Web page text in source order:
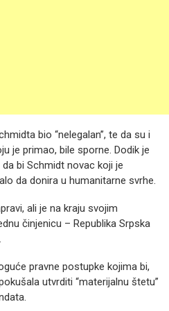
bio “nelegalan”, te da su i
je primao, bile sporne. Dodik je
bi Schmidt novac koji je
da donira u humanitarne svrhe.
ali je na kraju svojim
činjenicu – Republika Srpska
pravne postupke kojima bi,
utvrditi “materijalnu štetu”